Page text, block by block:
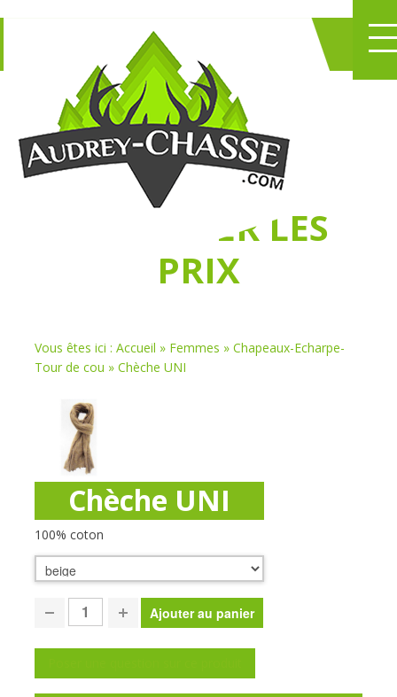
NE PERDEZ PLUS
DE TEMPS
CHASSER LES
PRIX
Vous êtes ici : Accueil » Femmes » Chapeaux-Echarpe-
Tour de cou » Chèche UNI
Chèche UNI
100% coton